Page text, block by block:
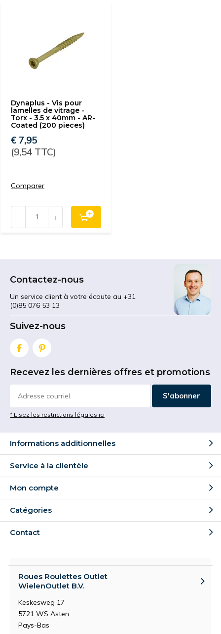
Dynaplus - Vis pour
lamelles de vitrage -
Torx - 3.5 x 40mm - AR-
Coated (200 pieces)
€ 7,95
(9,54 TTC)
Comparer
- +
Contactez-nous
Un service client à votre écoute au +31
(0)85 076 53 13
Suivez-nous
Recevez les dernières offres et promotions
S'abonner
* Lisez les restrictions légales ici
Informations additionnelles
Service à la clientèle
Mon compte
Catégories
Contact
Roues Roulettes Outlet
WielenOutlet B.V.
Keskesweg 17
5721 WS Asten
Pays-Bas